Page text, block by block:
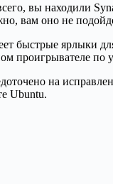
вы находили
вам оно не
быстрые ярлыки
проигрывателе
на
Ubuntu.